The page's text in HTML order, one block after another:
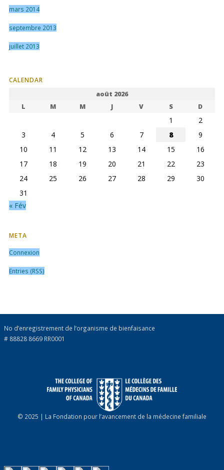
mars 2014
septembre 2013
juillet 2013
CALENDAR
août 2026
L
M M J V S D
1
2
3
4 5 6 7 8
9
10
11 12 13 14 15
16
17
18 19 20 21 22
23
24
25 26 27 28 29
30
31
« Fév
META
Connexion
Entries (RSS)
No d’enregistrement de l’organisme de bienfaisance
# 88828 8669 RR0001
© 2025 | La Fondation pour l’avancement de la médecine familiale